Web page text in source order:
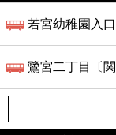
若宮幼稚園入
鷺宮二丁目〔